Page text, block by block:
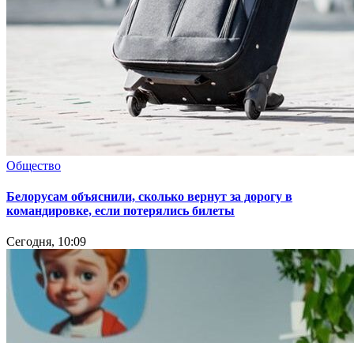
Общество
Белорусам объяснили, сколько вернут за дорогу в
командировке, если потерялись билеты
Сегодня, 10:09